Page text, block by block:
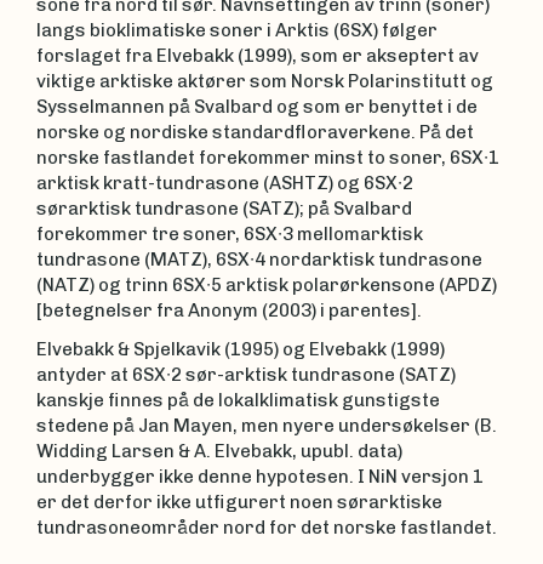
sone fra nord til sør. Navnsettingen av trinn (soner)
langs bioklimatiske soner i Arktis (6SX) følger
forslaget fra Elvebakk (1999), som er akseptert av
viktige arktiske aktører som Norsk Polarinstitutt og
Sysselmannen på Svalbard og som er benyttet i de
norske og nordiske standardfloraverkene. På det
norske fastlandet forekommer minst to soner, 6SX∙1
arktisk kratt-tundrasone (ASHTZ) og 6SX∙2
sørarktisk tundrasone (SATZ); på Svalbard
forekommer tre soner, 6SX∙3 mellomarktisk
tundrasone (MATZ), 6SX∙4 nordarktisk tundrasone
(NATZ) og trinn 6SX∙5 arktisk polarørkensone (APDZ)
[betegnelser fra Anonym (2003) i parentes].
Elvebakk & Spjelkavik (1995) og Elvebakk (1999)
antyder at 6SX∙2 sør-arktisk tundrasone (SATZ)
kanskje finnes på de lokalklimatisk gunstigste
stedene på Jan Mayen, men nyere undersøkelser (B.
Widding Larsen & A. Elvebakk, upubl. data)
underbygger ikke denne hypotesen. I NiN versjon 1
er det derfor ikke utfigurert noen sørarktiske
tundrasoneområder nord for det norske fastlandet.